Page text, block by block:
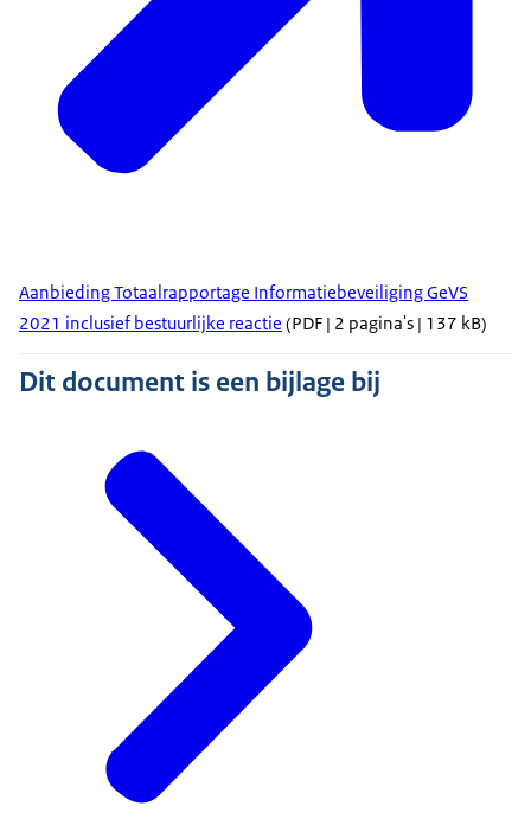
Aanbieding Totaalrapportage Informatiebeveiliging GeVS
2021 inclusief bestuurlijke reactie (PDF | 2 pagina's | 137 kB)
Dit document is een bijlage bij